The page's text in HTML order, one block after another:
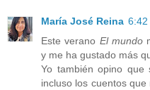
María José Reina 6:42
Este verano El mundo
y me ha gustado más
Yo también opino que
incluso los cuentos